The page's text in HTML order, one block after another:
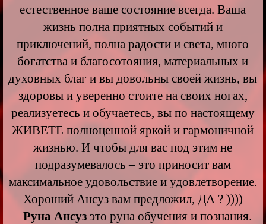
естественное ваше состояние всегда. Ваша
жизнь полна приятных событий и
приключений, полна радости и света, много
богатства и благосотояния, материальных и
духовных благ и вы довольны своей жизнь, вы
здоровы и уверенно стоите на своих ногах,
реализуетесь и обучаетесь, вы по настоящему
ЖИВЕТЕ полноценной яркой и гармоничной
жизнью. И чтобы для вас под этим не
подразумевалось – это приносит вам
максимальное удовольствие и удовлетворение.
Хороший Ансуз вам предложил, ДА ? ))))
Руна Ансузэто руна обучения и познания.